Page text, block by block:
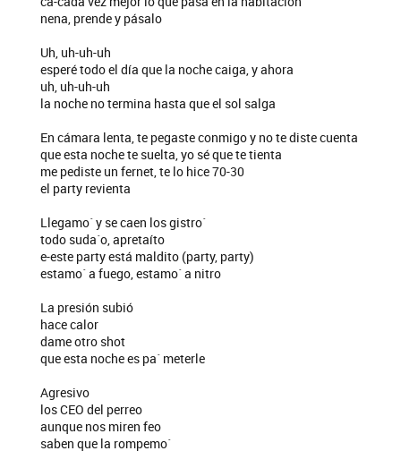
nena, prende y pásalo
Uh, uh-uh-uh
esperé todo el día que la noche caiga, y ahora
uh, uh-uh-uh
la noche no termina hasta que el sol salga
En cámara lenta, te pegaste conmigo y no te diste cuenta
que esta noche te suelta, yo sé que te tienta
me pediste un fernet, te lo hice 70-30
el party revienta
Llegamo´ y se caen los gistro´
todo suda´o, apretaíto
e-este party está maldito (party, party)
estamo´ a fuego, estamo´ a nitro
La presión subió
hace calor
dame otro shot
que esta noche es pa´ meterle
Agresivo
los CEO del perreo
aunque nos miren feo
saben que la rompemo´